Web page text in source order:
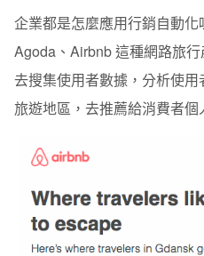
企業都是怎麼應用行銷自動化
Agoda 、 Airbnb這種網路旅
去搜集使用者數據，分析使
旅遊地區，去推薦給消費者個